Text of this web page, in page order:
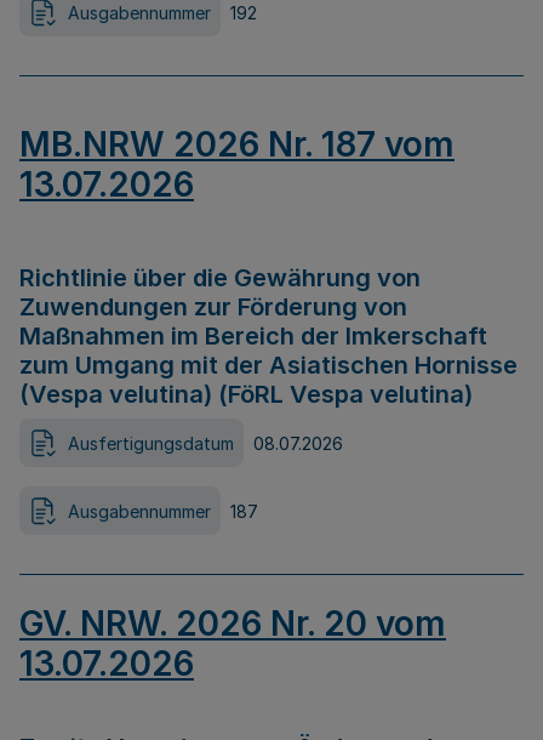
Ausgabennummer 192
MB.NRW 2026 Nr. 187 vom
13.07.2026
Richtlinie über die Gewährung von
Zuwendungen zur Förderung von
Maßnahmen im Bereich der Imkerschaft
zum Umgang mit der Asiatischen Hornisse
(Vespa velutina) (FöRL Vespa velutina)
Ausfertigungsdatum 08.07.2026
Ausgabennummer 187
GV. NRW. 2026 Nr. 20 vom
13.07.2026